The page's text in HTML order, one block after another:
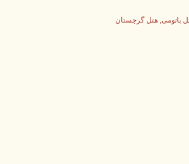
باتومی هتل گرجستان